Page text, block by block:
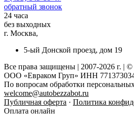
обратный звонок
24 часа
без выходных
г. Москва,
5-ый Донской проезд, дом 19
Все права защищены | 2007-2026 г. |
ООО «Евраком Груп» ИНН
По вопросам обработки
welcome@autobezzabot.ru
Публичная оферта · Политика
Оплата онлайн